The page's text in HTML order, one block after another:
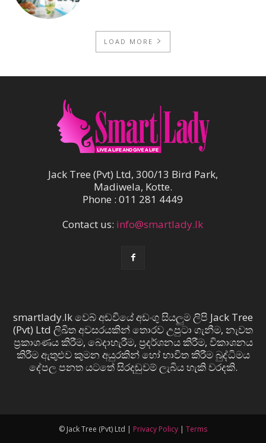
LOAD MORE
Jack Tree (Pvt) Ltd, 300/13 Bird Park,
Madiwela, Kotte.
Phone : 011 281 4449
Contact us: info@smartlady.lk
smartlady.lk වෙබ් අඩවියේ අඩංගු සියලුම ලිපි Jack Tree
(Pvt) Ltd ලිඛිත අවසරයකින් තොරව උපුටා ගැනීම, නැවත
ප්‍රකාශණය කිරීම, බෙදාහැරීම, ප්‍රදර්ශනය කිරීම, විකාශනය
කිරීම ඇතුළුව කුමන අයුරකින් හෝ භාවිත කිරීම බුද්ධිමය
දේපල පනත යටතේ සිරදඬුවම් ලැබිය හැකි වරදකි.
© Jack Tree (Pvt) Ltd | Privacy Policy | Terms